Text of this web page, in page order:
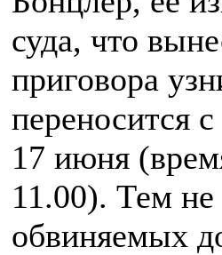
суда, что
приговора
переносится
17 июня
11.00). Тем не
обвиняемых